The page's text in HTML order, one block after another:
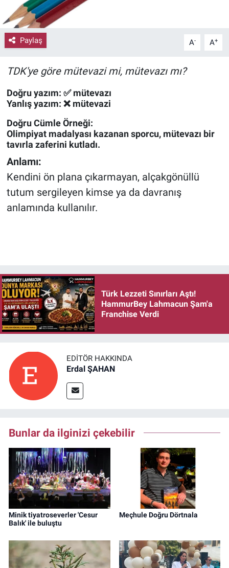
Paylaş A- A+
TDK'ye göre mütevazi mi, mütevazı mı?
Doğru yazım: ✅mütevazı
Yanlış yazım: ❌ mütevazi
Doğru Cümle Örneği:
Olimpiyat madalyası kazanan sporcu, mütevazı bir
tavırla zaferini kutladı.
Anlamı:
Kendini ön plana çıkarmayan, alçakgönüllü
tutum sergileyen kimse ya da davranış
anlamında kullanılır.
Türk Lezzeti Sınırları Aştı!
HammurBey Lahmacun Şam'a
Franchise Verdi
EDITÖR HAKKINDA
Erdal ŞAHAN
Bunlar da ilginizi çekebilir
Minik tiyatroseverler 'Cesur
Balık' ile buluştu
Meçhule Doğru Dörtnala